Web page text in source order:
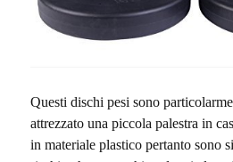
Questi dischi pesi sono
attrezzato una piccola palestra in
in materiale plastico pertanto sono